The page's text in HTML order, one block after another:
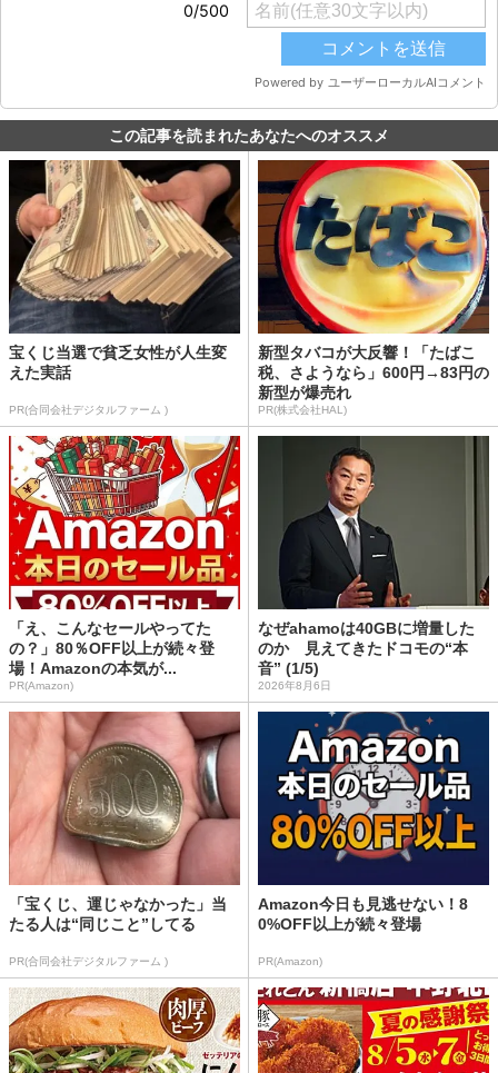
この記事を読まれたあなたへのオススメ
宝くじ当選で貧乏女性が人生変
えた実話
PR(合同会社デジタルファーム )
新型タバコが大反響！「たばこ
税、さようなら」600円→83円の
新型が爆売れ
PR(株式会社HAL)
「え、こんなセールやってた
の？」80％OFF以上が続々登
場！Amazonの本気が...
PR(Amazon)
なぜahamoは40GBに増量した
のか 見えてきたドコモの“本
音” (1/5)
2026年8月6日
「宝くじ、運じゃなかった」当
たる人は“同じこと”してる
PR(合同会社デジタルファーム )
Amazon今日も見逃せない！8
0%OFF以上が続々登場
PR(Amazon)